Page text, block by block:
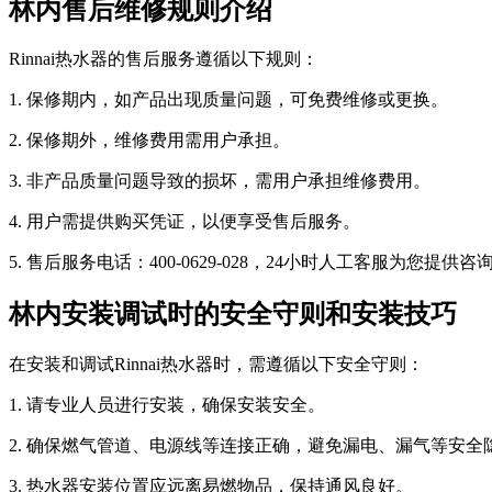
林内售后维修规则介绍
Rinnai热水器的售后服务遵循以下规则：
1. 保修期内，如产品出现质量问题，可免费维修或更换。
2. 保修期外，维修费用需用户承担。
3. 非产品质量问题导致的损坏，需用户承担维修费用。
4. 用户需提供购买凭证，以便享受售后服务。
5. 售后服务电话：400-0629-028，24小时人工客服为您提供咨
林内安装调试时的安全守则和安装技巧
在安装和调试Rinnai热水器时，需遵循以下安全守则：
1. 请专业人员进行安装，确保安装安全。
2. 确保燃气管道、电源线等连接正确，避免漏电、漏气等安全
3. 热水器安装位置应远离易燃物品，保持通风良好。